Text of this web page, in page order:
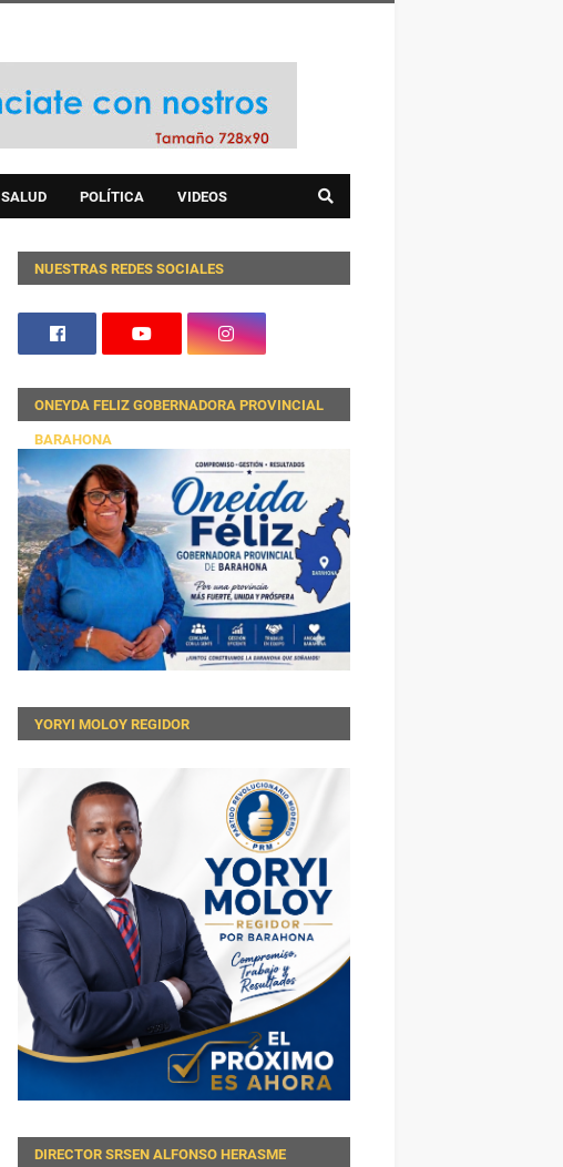
SALUD POLÍTICA VIDEOS
NUESTRAS REDES SOCIALES
ONEYDA FELIZ GOBERNADORA PROVINCIAL
BARAHONA
YORYI MOLOY REGIDOR
DIRECTOR SRSEN ALFONSO HERASME